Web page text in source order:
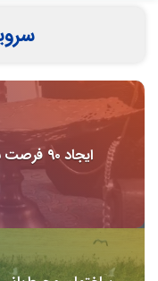
ایجاد ۹۰ فرصت شغلی در حوزه صنایع‌دستی بناب